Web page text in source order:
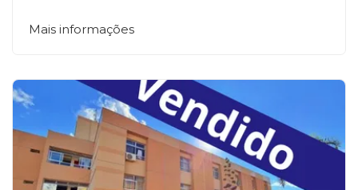
Mais informações